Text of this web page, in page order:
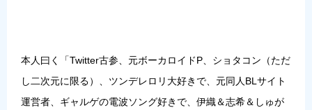
本人曰く「Twitter古参、元ボーカロイドP、ショタコン（ただ
し二次元に限る）、ツンデレロリ大好きで、元同人BLサイト
運営者、ギャルゲの電波ソング好きで、伊織＆志希＆しゅが